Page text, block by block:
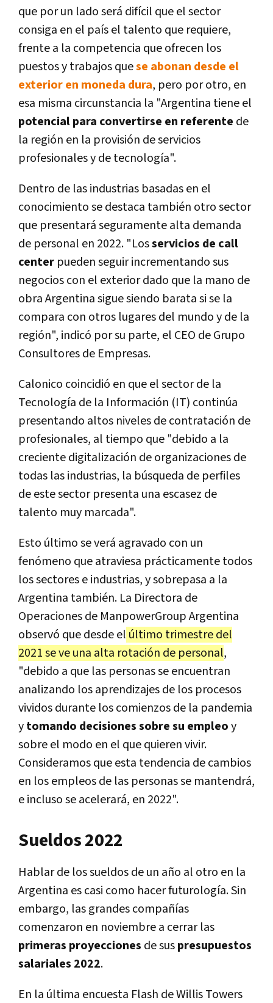
que por un lado será difícil que el sector
consiga en el país el talento que requiere,
frente a la competencia que ofrecen los
puestos y trabajos quese abonan desde el
exterior en moneda dura, pero por otro, en
esa misma circunstancia la "Argentina tiene el
potencial para convertirse en referente de
la región en la provisión de servicios
profesionales y de tecnología".
Dentro de las industrias basadas en el
conocimiento se destaca también otro sector
que presentará seguramente alta demanda
de personal en 2022. "Losservicios de call
center pueden seguir incrementando sus
negocios con el exterior dado que la mano de
obra Argentina sigue siendo barata si se la
compara con otros lugares del mundo y de la
región", indicó por su parte, el CEO de Grupo
Consultores de Empresas.
Calonico coincidió en que el sector de la
Tecnología de la Información (IT) continúa
presentando altos niveles de contratación de
profesionales, al tiempo que "debido a la
creciente digitalización de organizaciones de
todas las industrias, la búsqueda de perfiles
de este sector presenta una escasez de
talento muy marcada".
Esto último se verá agravado con un
fenómeno que atraviesa prácticamente todos
los sectores e industrias, y sobrepasa a la
Argentina también. La Directora de
Operaciones de ManpowerGroup Argentina
observó que desde el último trimestre del
2021 se ve una alta rotación de personal,
"debido a que las personas se encuentran
analizando los aprendizajes de los procesos
vividos durante los comienzos de la pandemia
ytomando decisiones sobre su empleoy
sobre el modo en el que quieren vivir.
Consideramos que esta tendencia de cambios
en los empleos de las personas se mantendrá,
e incluso se acelerará, en 2022".
Sueldos 2022
Hablar de los sueldos de un año al otro en la
Argentina es casi como hacer futurología. Sin
embargo, las grandes compañías
comenzaron en noviembre a cerrar las
primeras proyecciones de suspresupuestos
salariales 2022.
En la última encuesta Flash de Willis Towers